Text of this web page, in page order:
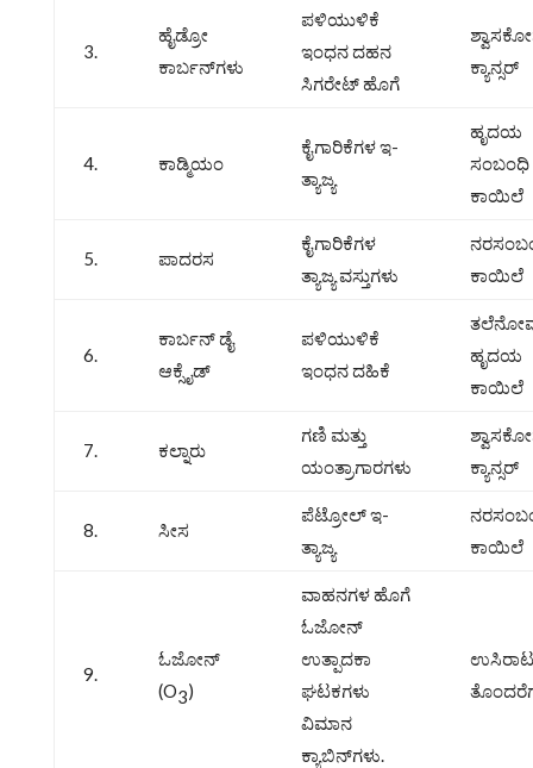
3.
ಹೈಡ್ರೋ
ಕಾರ್ಬನ್‌ಗಳು
ಪಳಿಯುಳಿಕೆ
ಇಂಧನ ದಹನ
ಸಿಗರೇಟ್‌ ಹೊಗೆ
ಕ್ಯಾನ್ಸರ್‌
4. ಕಾಡ್ಮಿಯಂ
ಕೈಗಾರಿಕೆಗಳ ಇ-
ತ್ಯಾಜ್ಯ
ಹೃದಯ
ಸಂಬಂಧಿ
ಕಾಯಿಲೆ
5. ಪಾದರಸ
ಕೈಗಾರಿಕೆಗಳ
ತ್ಯಾಜ್ಯ ವಸ್ತುಗಳು
ಕಾಯಿಲೆ
6.
ಕಾರ್ಬನ್‌ ಡೈ
ಆಕ್ಸೈಡ್‌
ಪಳಿಯುಳಿಕೆ
ಇಂಧನ ದಹಿಕೆ
ಹೃದಯ
ಕಾಯಿಲೆ
7. ಕಲ್ನಾರು
ಗಣಿ ಮತ್ತು
ಯಂತ್ರಾಗಾರಗಳು
ಕ್ಯಾನ್ಸರ್‌
8. ಸೀಸ
ಪೆಟ್ರೋಲ್‌ ಇ-
ತ್ಯಾಜ್ಯ
ಕಾಯಿಲೆ
9.
ಓಜೋನ್‌
(O3)
ವಾಹನಗಳ ಹೊಗೆ
ಓಜೋನ್‌
ಉತ್ಪಾದಕಾ
ಘಟಕಗಳು
ವಿಮಾನ
ಕ್ಯಾಬಿನ್‌ಗಳು.